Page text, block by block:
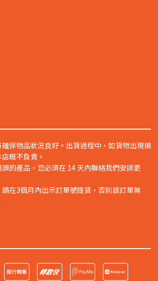
保物品狀況良好。出貨過程中，如貨物出現損
概不負責。
的產品，您必須在 14 天內聯絡我們安排更
在3個月內出示訂單號提貨，否則該訂單無